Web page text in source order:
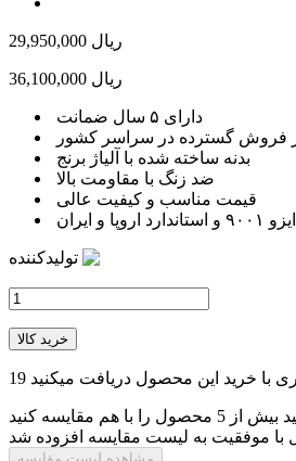
29,950,000 ریال
36,100,000 ریال
دارای ۵ سال ضمانت
فروش گسترده در سراسر کشور
بدنه ساخته شده با آلیاژ برنج
ضد زنگ با مقاومت بالا
قیمت مناسب و کیفیت عالی
و ایران
تولیدکننده
خرید کالا
19 با خرید این محصول دریافت میکنید
را با هم مقایسه کنید
موفقیت به لیست مقایسه افزوده شد